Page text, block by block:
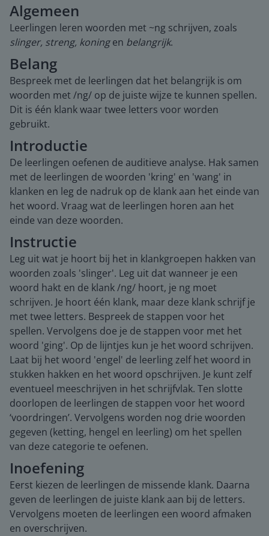
Algemeen
Leerlingen leren woorden met ~ng schrijven, zoals
slinger, streng, koningen belangrijk.
Belang
Bespreek met de leerlingen dat het belangrijk is om
woorden met /ng/ op de juiste wijze te kunnen spellen.
Dit is één klank waar twee letters voor worden
gebruikt.
Introductie
De leerlingen oefenen de auditieve analyse. Hak samen
met de leerlingen de woorden 'kring' en 'wang' in
klanken en leg de nadruk op de klank aan het einde van
het woord. Vraag wat de leerlingen horen aan het
einde van deze woorden.
Instructie
Leg uit wat je hoort bij het in klankgroepen hakken van
woorden zoals 'slinger'. Leg uit dat wanneer je een
woord hakt en de klank /ng/ hoort, je ng moet
schrijven. Je hoort één klank, maar deze klank schrijf je
met twee letters. Bespreek de stappen voor het
spellen. Vervolgens doe je de stappen voor met het
woord 'ging'. Op de lijntjes kun je het woord schrijven.
Laat bij het woord 'engel' de leerling zelf het woord in
stukken hakken en het woord opschrijven. Je kunt zelf
eventueel meeschrijven in het schrijfvlak. Ten slotte
doorlopen de leerlingen de stappen voor het woord
‘voordringen’. Vervolgens worden nog drie woorden
gegeven (ketting, hengel en leerling) om het spellen
van deze categorie te oefenen.
Inoefening
Eerst kiezen de leerlingen de missende klank. Daarna
geven de leerlingen de juiste klank aan bij de letters.
Vervolgens moeten de leerlingen een woord afmaken
en overschrijven.